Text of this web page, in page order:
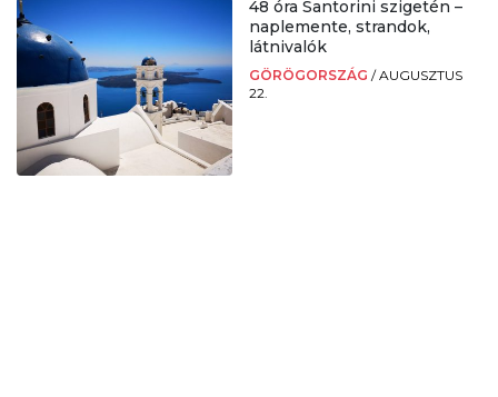
48 óra Santorini szigetén –
naplemente, strandok,
látnivalók
GÖRÖGORSZÁG /AUGUSZTUS
22.